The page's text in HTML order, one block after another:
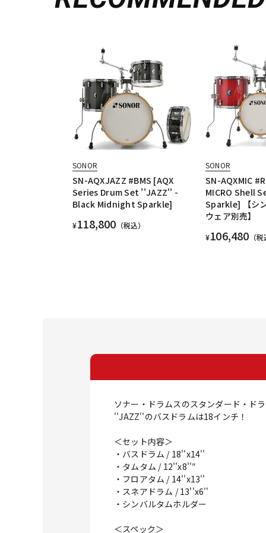
SONOR
SN-AQXJAZZ #BMS [AQX
Series Drum Set ''JAZZ'' -
Black Midnight Sparkle]
¥118,800 （税込）
SONOR
SN-AQXMIC
MICRO Shell
Sparkle] 【シ
ウェア別売】
¥106,480 （税
ソナー・ドラムスのスタンダード・ド
''JAZZ''のバスドラムは18インチ！
＜セット内容＞
・バスドラム / 18''x14''
・タムタム / 12''x8''″
・フロアタム / 14''x13''
・スネアドラム / 13''x6''
・シンバルタムホルダー
＜スペック＞